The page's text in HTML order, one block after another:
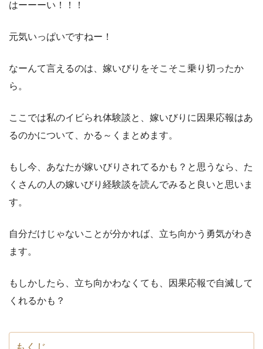
はーーーい！！！
元気いっぱいですねー！
なーんて言えるのは、嫁いびりをそこそこ乗り切ったか
ら。
ここでは私のイビられ体験談と、嫁いびりに因果応報はあ
るのかについて、かる～くまとめます。
もし今、あなたが嫁いびりされてるかも？と思うなら、た
くさんの人の嫁いびり経験談を読んでみると良いと思いま
す。
自分だけじゃないことが分かれば、立ち向かう勇気がわき
ます。
もしかしたら、立ち向かわなくても、因果応報で自滅して
くれるかも？